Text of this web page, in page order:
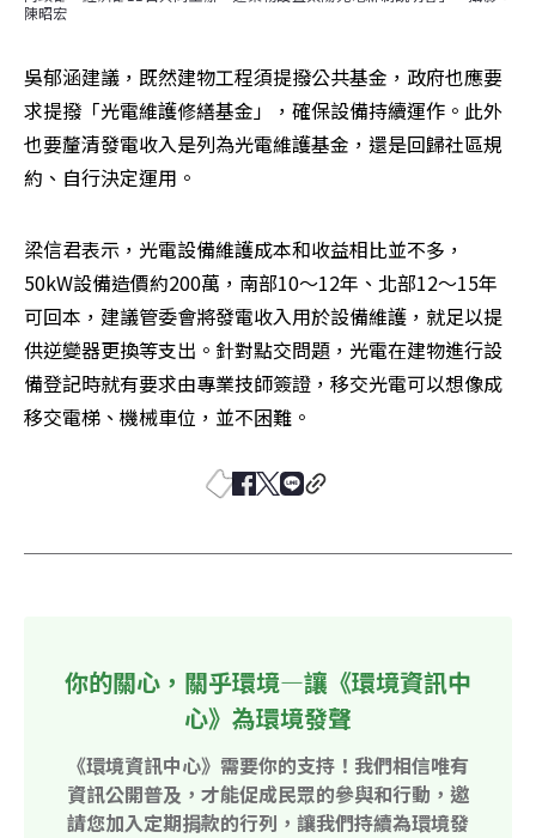
陳昭宏
吳郁涵建議，既然建物工程須提撥公共基金，政府也應要
求提撥「光電維護修繕基金」，確保設備持續運作。此外
也要釐清發電收入是列為光電維護基金，還是回歸社區規
約、自行決定運用。
梁信君表示，光電設備維護成本和收益相比並不多，
50kW設備造價約200萬，南部10～12年、北部12～15年
可回本，建議管委會將發電收入用於設備維護，就足以提
供逆變器更換等支出。針對點交問題，光電在建物進行設
備登記時就有要求由專業技師簽證，移交光電可以想像成
移交電梯、機械車位，並不困難。
你的關心，關乎環境—讓《環境資訊中
心》為環境發聲
《環境資訊中心》需要你的支持！我們相信唯有
資訊公開普及，才能促成民眾的參與和行動，邀
請您加入定期捐款的行列，讓我們持續為環境發